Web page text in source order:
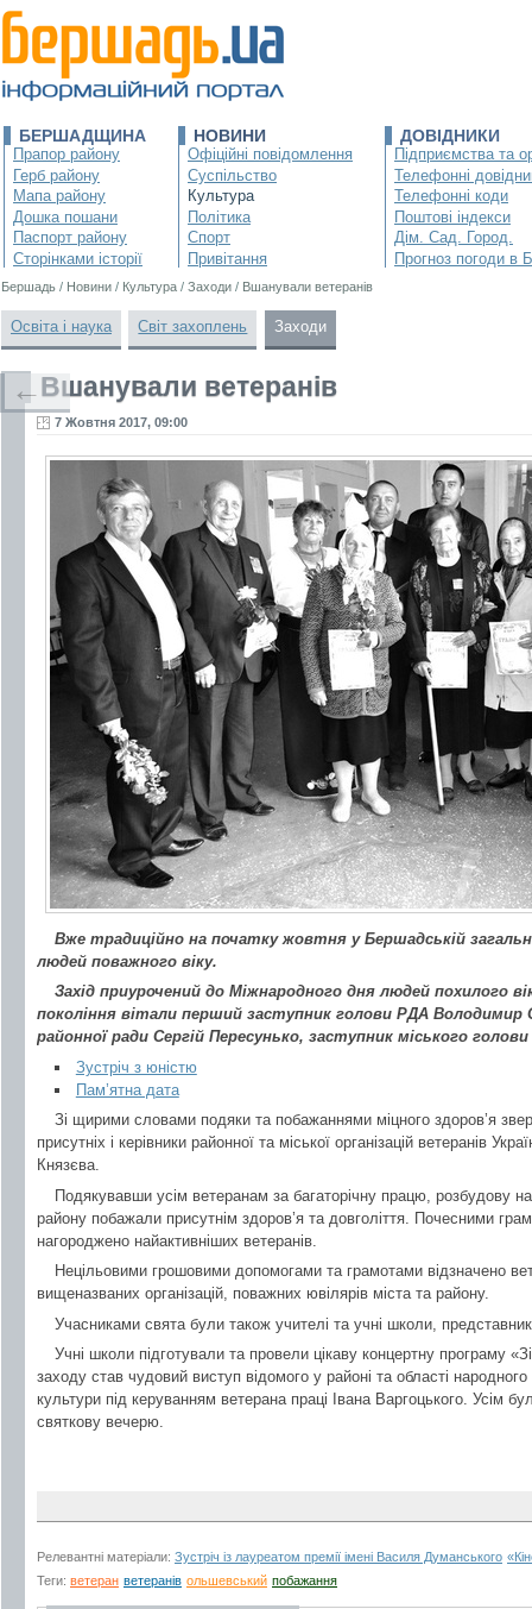
БЕРШАДЩИНА
Прапор району
Герб району
Мапа району
Дошка пошани
Паспорт району
Сторінками історії
НОВИНИ
Офіційні повідомлення
Суспільство
Культура
Політика
Спорт
Привітання
ДОВІДНИКИ
Підприємства та
Телефонні
Телефонні коди
Поштові індекси
Дім. Сад. Город.
Прогноз погоди в
Бершадь / Новини / Культура / Заходи / Вшанували ветеранів
Освіта і наука Світ захоплень Заходи
Вшанували ветеранів
7 Жовтня 2017, 09:00
Вже традиційно на початку жовтня у Бершадській
людей поважного віку.
Захід приурочений до Міжнародного дня людей похилого
покоління вітали перший заступник голови РДА Володимир
районної ради Сергій Пересунько, заступник міського
Зустріч з юністю
Пам’ятна дата
Зі щирими словами подяки та побажаннями міцного здоров’я
присутніх і керівники районної та міської організацій ветеранів
Князєва.
Подякувавши усім ветеранам за багаторічну працю, розбудову
району побажали присутнім здоров’я та довголіття. Почесними
нагороджено найактивніших ветеранів.
Нецільовими грошовими допомогами та грамотами відзначено
вищеназваних організацій, поважних ювілярів міста та району.
Учасниками свята були також учителі та учні школи,
Учні школи підготували та провели цікаву концертну програму
заходу став чудовий виступ відомого у районі та області
культури під керуванням ветерана праці Івана Варгоцького. Усім
святкову вечерю.
Релевантні матеріали: Зустріч із лауреатом премії імені Василя Думанського
Теги: ветеран ветеранів ольшевський побажання
←